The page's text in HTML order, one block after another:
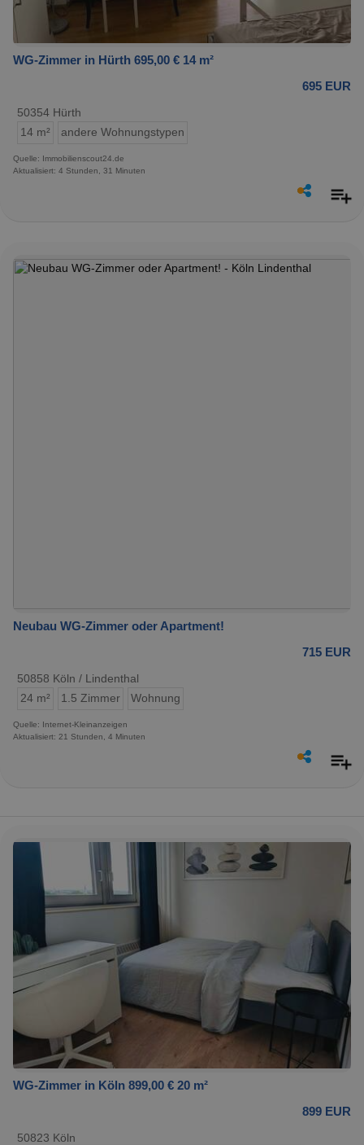
WG-Zimmer in Hürth 695,00 € 14 m²
695 EUR
50354 Hürth
14 m²
andere Wohnungstypen
Quelle: Immobilienscout24.de
Aktualisiert: 4 Stunden, 31 Minuten
Neubau WG-Zimmer oder Apartment!
715 EUR
50858 Köln / Lindenthal
24 m²
1.5 Zimmer Wohnung
Quelle: Internet-Kleinanzeigen
Aktualisiert: 21 Stunden, 4 Minuten
WG-Zimmer in Köln 899,00 € 20 m²
899 EUR
50823 Köln